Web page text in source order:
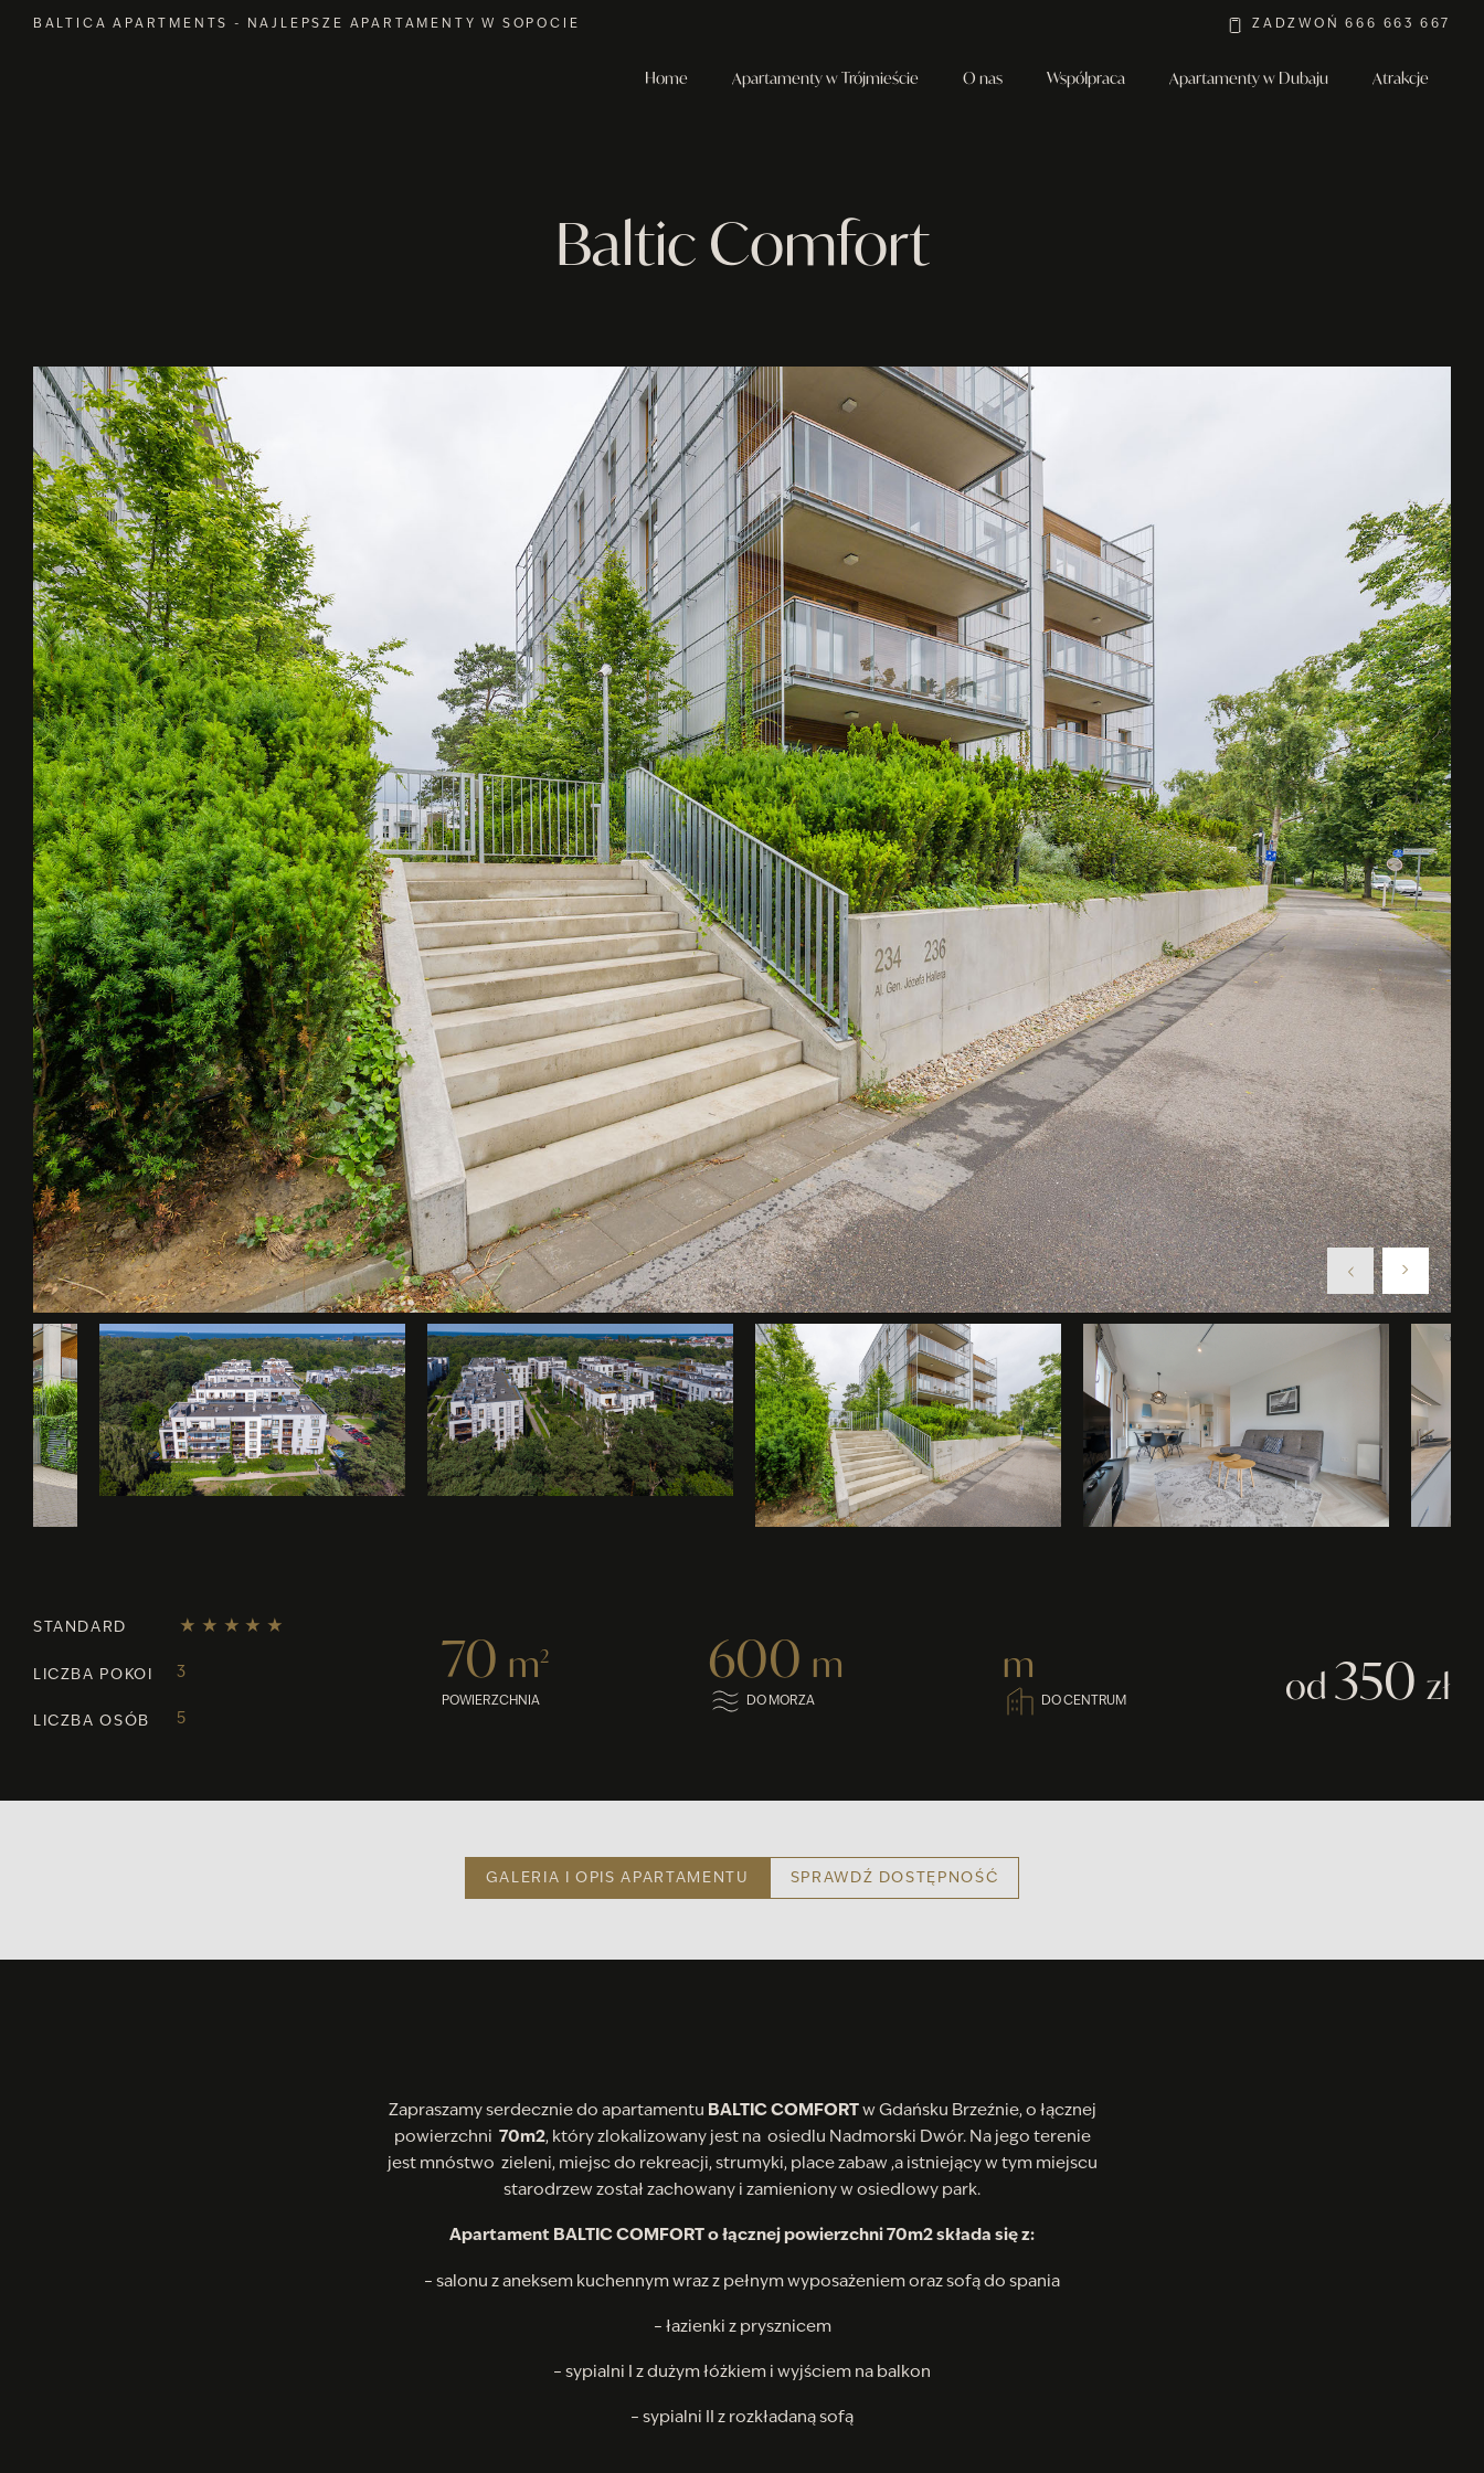
BALTICA APARTMENTS - NAJLEPSZE APARTAMENTY W SOPOCIE ZADZWOŃ 666 663 667
Home Apartamenty w Trójmieście O nas Współpraca Apartamenty w Dubaju Atrakcje
Baltic Comfort
STANDARD
LICZBA POKOI 3
LICZBA OSÓB 5
70 m2
POWIERZCHNIA
600 m
DO MORZA
m
DO CENTRUM od350zł
GALERIA I OPIS APARTAMENTU SPRAWDŹ DOSTĘPNOŚĆ
Zapraszamy serdecznie do apartamentu BALTIC COMFORT w Gdańsku Brzeźnie, o łącznej
powierzchni 70m2, który zlokalizowany jest na osiedlu Nadmorski Dwór. Na jego terenie
jest mnóstwo zieleni, miejsc do rekreacji, strumyki, place zabaw ,a istniejący w tym miejscu
starodrzew został zachowany i zamieniony w osiedlowy park.
Apartament BALTIC COMFORT o łącznej powierzchni 70m2 składa się z:
– salonu z aneksem kuchennym wraz z pełnym wyposażeniem oraz sofą do spania
– łazienki z prysznicem
– sypialni I z dużym łóżkiem i wyjściem na balkon
– sypialni II z rozkładaną sofą